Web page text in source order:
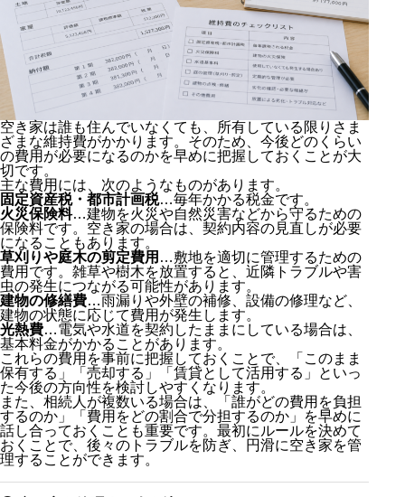
空き家は誰も住んでいなくても、所有している限りさま
ざまな維持費がかかります。そのため、今後どのくらい
の費用が必要になるのかを早めに把握しておくことが大
切です。
主な費用には、次のようなものがあります。
固定資産税・都市計画税…毎年かかる税金です。
火災保険料…建物を火災や自然災害などから守るための
保険料です。空き家の場合は、契約内容の見直しが必要
になることもあります。
草刈りや庭木の剪定費用 …敷地を適切に管理するための
費用です。雑草や樹木を放置すると、近隣トラブルや害
虫の発生につながる可能性があります。
建物の修繕費…雨漏りや外壁の補修、設備の修理など、
建物の状態に応じて費用が発生します。
光熱費…電気や水道を契約したままにしている場合は、
基本料金がかかることがあります。
これらの費用を事前に把握しておくことで、「このまま
保有する」「売却する」「賃貸として活用する」といっ
た今後の方向性を検討しやすくなります。
また、相続人が複数いる場合は、「誰がどの費用を負担
するのか」「費用をどの割合で分担するのか」を早めに
話し合っておくことも重要です。最初にルールを決めて
おくことで、後々のトラブルを防ぎ、円滑に空き家を管
理することができます。